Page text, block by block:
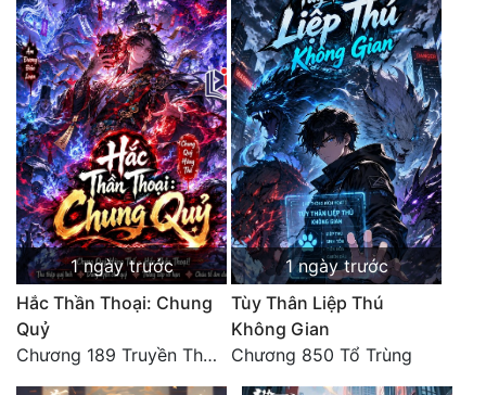
Quân Sự
Sảng Văn
Sắc
Sủng
Thanh Xuân
Tiên Hiệp
Tiểu Thuyết
Trinh Thám
1 ngày trước
Hắc Thần Thoại: Chung
Quỷ
Chương 189 Truyền Thừa Võ Gia
1 ngày trước
Tùy Thân Liệp Thú
Không Gian
Chương 850 Tổ Trùng